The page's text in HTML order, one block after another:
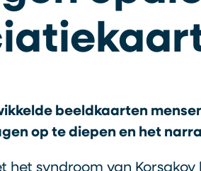
beeldkaarten
op te diepen en het
het syndroom van Korsakov